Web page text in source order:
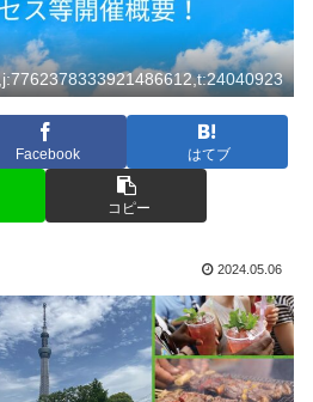
Facebook はてブ
コピー
2024.05.06